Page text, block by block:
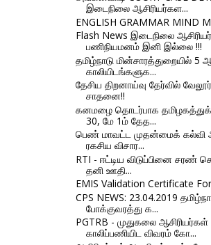
இடைநிலை ஆசிரியர்கள...
ENGLISH GRAMMAR MIND
Flash News இடைநிலை ஆசிரியர்
பணிநியமனம் இனி இல்லை !!!
தமிழ்நாடு மின்சாரத்துறையில் 5
காலியிடங்களுக...
தேசிய திறனாய்வு தேர்வில்
சாதனை!!
கனமழை தொடர்பாக
30, மே 1ம் தேத...
பெண் மாவட்ட முதன்மைக் கல்வி
ரகசிய விசார...
RTI - ஈட்டிய விடுப்பினை சரண்
தனி ஊதி...
EMIS Validation Certificate
CPS NEWS: 23.04.2019
போக்குவரத்து க...
PGTRB - முதுகலை ஆசிரியர்கள்
காலிப்பணியிட விவரம் கோ...